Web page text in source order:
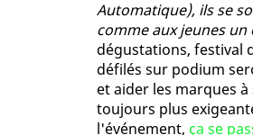
Automatique), ils se
comme aux jeunes
dégustations, festival
défilés sur podium
et aider les marques
toujours plus
l'événement, ça se